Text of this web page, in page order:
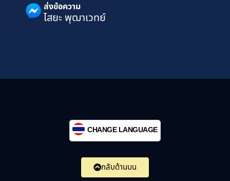
ส่งข้อความ
ไสยะ พุฒาเวทย์
CHANGE LANGUAGE
กลับด้านบน